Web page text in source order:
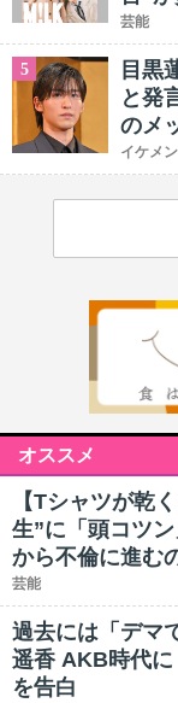
芸能
5
目黒
と発
のメ
イケメン
オススメ
【Tシャツが乾
生”に「頭コツ
から不倫に進む
芸能
過去には「デマ
遥香 AKB時代
を告白